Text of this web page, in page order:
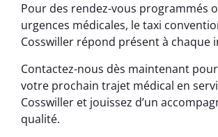
Pour des rendez-vous programmés
urgences médicales, le taxi
Cosswiller répond présent à chaque
Contactez-nous dès maintenant
votre prochain trajet médical en
Cosswiller et jouissez d’un
qualité.